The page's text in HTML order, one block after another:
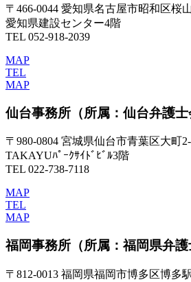
〒466-0044 愛知県名古屋市昭和区桜
愛知県建設センター4階
TEL 052-918-2039
MAP
TEL
MAP
仙台事務所 （所属：仙台弁護士
〒980-0804 宮城県仙台市青葉区大町
TAKAYUﾊﾟｰｸｻｲﾄﾞﾋﾞﾙ3階
TEL 022-738-7118
MAP
TEL
MAP
福岡事務所 （所属：福岡県弁護
〒812-0013 福岡県福岡市博多区博多